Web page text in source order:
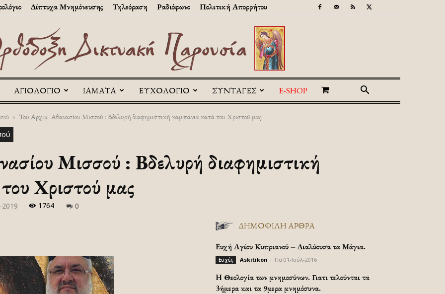
Δίπτυχα Μνημόνευσης Τηλεόραση Ραδιόφωνο Πολιτική Απορρήτου
Askitikon
ΑΓΙΟΛΟΓΙΟ ΙΑΜΑΤΑ ΕΥΧΟΛΟΓΙΟ ΣΥΝΤΑΓΕΣ E-SHOP
Του Αρχιμ. Αθανασίου Μισσού : Βδελυρή διαφημιστική καμπάνια κατά του Χριστού μας
Μισσού : Βδελυρή διαφημιστική
Χριστού μας
1764 0
ΔΗΜΟΦΙΛΗ ΑΡΘΡΑ
Ευχή Αγίου Κυπριανού – Διαλύουσα τα Μάγια.
Ευχές Askitikon Πα 01-Ιούλ-2016
H Θεολογία των μνημοσύνων. Γιατι τελούνται τα
3ήμερα και τα 9μερα μνημόσυνα.